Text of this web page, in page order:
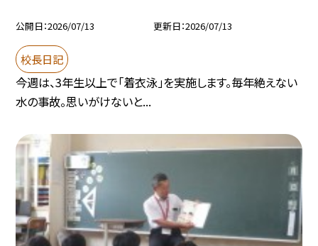
公開日 2026/07/13 更新日 2026/07/13
校長日記
今週は、3年生以上で「着衣泳」を実施します。毎年絶えない
水の事故。思いがけないと...